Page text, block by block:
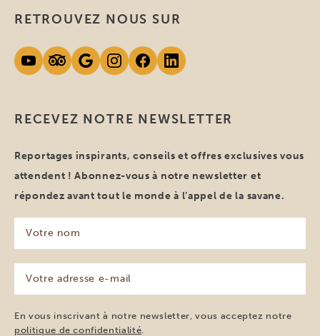
RECEVEZ NOTRE NEWSLETTER
Reportages inspirants, conseils et offres exclusives vous
attendent ! Abonnez-vous à notre newsletter et
répondez avant tout le monde à l’appel de la savane.
nom
(Nécessaire)
adresse
e-
mail
(Nécessaire)
En vous inscrivant à notre newsletter, vous acceptez notre
politique de confidentialité
RETROUVEZ NOUS SUR